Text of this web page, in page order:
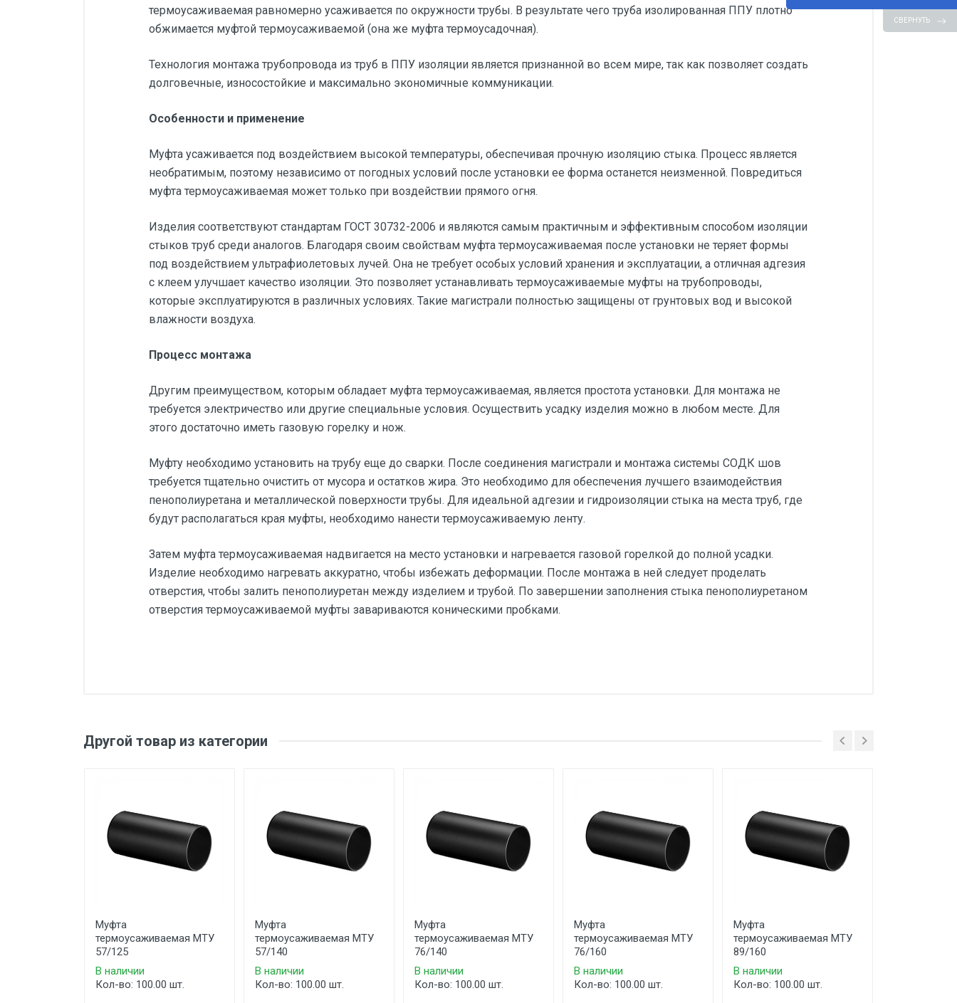
термоусаживаемая равномерно усаживается по окружности трубы. В результате чего труба изолированная ППУ плотно
обжимается муфтой термоусаживаемой (она же муфта термоусадочная).
Технология монтажа трубопровода из труб в ППУ изоляции является признанной во всем мире, так как позволяет создать
долговечные, износостойкие и максимально экономичные коммуникации.
Особенности и применение
Муфта усаживается под воздействием высокой температуры, обеспечивая прочную изоляцию стыка. Процесс является
необратимым, поэтому независимо от погодных условий после установки ее форма останется неизменной. Повредиться
муфта термоусаживаемая может только при воздействии прямого огня.
Изделия соответствуют стандартам ГОСТ 30732-2006 и являются самым практичным и эффективным способом изоляции
стыков труб среди аналогов. Благодаря своим свойствам муфта термоусаживаемая после установки не теряет формы
под воздействием ультрафиолетовых лучей. Она не требует особых условий хранения и эксплуатации, а отличная адгезия
с клеем улучшает качество изоляции. Это позволяет устанавливать термоусаживаемые муфты на трубопроводы,
которые эксплуатируются в различных условиях. Такие магистрали полностью защищены от грунтовых вод и высокой
влажности воздуха.
Процесс монтажа
Другим преимуществом, которым обладает муфта термоусаживаемая, является простота установки. Для монтажа не
требуется электричество или другие специальные условия. Осуществить усадку изделия можно в любом месте. Для
этого достаточно иметь газовую горелку и нож.
Муфту необходимо установить на трубу еще до сварки. После соединения магистрали и монтажа системы СОДК шов
требуется тщательно очистить от мусора и остатков жира. Это необходимо для обеспечения лучшего взаимодействия
пенополиуретана и металлической поверхности трубы. Для идеальной адгезии и гидроизоляции стыка на места труб, где
будут располагаться края муфты, необходимо нанести термоусаживаемую ленту.
Затем муфта термоусаживаемая надвигается на место установки и нагревается газовой горелкой до полной усадки.
Изделие необходимо нагревать аккуратно, чтобы избежать деформации. После монтажа в ней следует проделать
отверстия, чтобы залить пенополиуретан между изделием и трубой. По завершении заполнения стыка пенополиуретаном
отверстия термоусаживаемой муфты завариваются коническими пробками.
Другой товар из категории
Муфта
термоусаживаемая МТУ
57/125
В наличии
Кол-во: 100.00 шт.
Муфта
термоусаживаемая МТУ
57/140
В наличии
Кол-во: 100.00 шт.
Муфта
термоусаживаемая МТУ
76/140
В наличии
Кол-во: 100.00 шт.
Муфта
термоусаживаемая МТУ
76/160
В наличии
Кол-во: 100.00 шт.
Муфта
термоусаживаемая МТУ
89/160
В наличии
Кол-во: 100.00 шт.
СВЕРНУТЬ